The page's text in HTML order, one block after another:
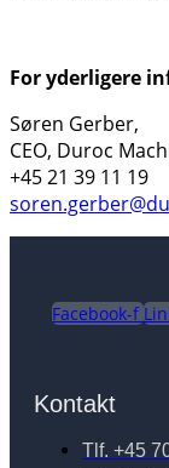
For yderligere
Søren Gerber,
CEO, Duroc
+45 21 39 11 19
Facebook-f
Kontakt
Tlf. +45